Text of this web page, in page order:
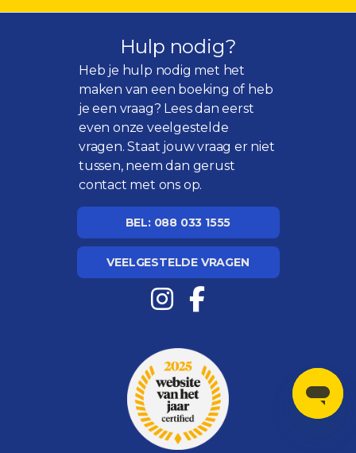
Hulp nodig?
Heb je hulp nodig met het
maken van een boeking of heb
je een vraag? Lees dan eerst
even onzeveelgestelde
vragen. Staat jouw vraag er niet
tussen, neem dan gerust
contact met ons op.
BEL: 088 033 1555
VEELGESTELDE VRAGEN